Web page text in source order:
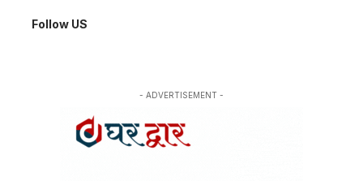
Follow US
- ADVERTISEMENT -